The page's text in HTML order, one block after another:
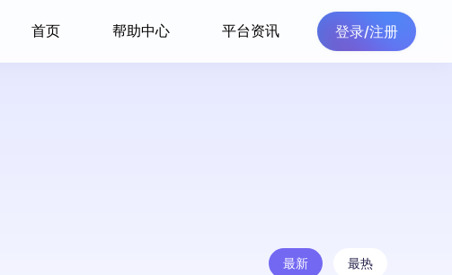
首页 帮助中心 平台资讯 登录/注册
最新 最热